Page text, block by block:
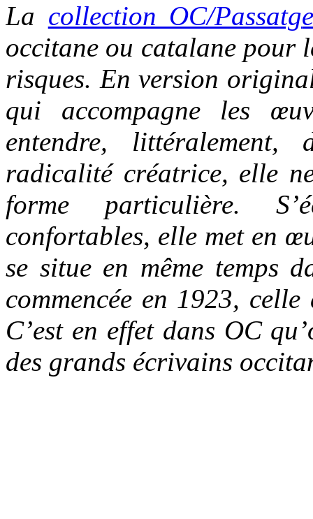
La collection OC/Passatg
occitane ou catalane pour
risques. En version
qui accompagne les
entendre,
radicalité créatrice, elle
forme particulière.
confortables, elle met en
se situe en même temps
commencée en 1923,
C’est en effet dans OC
des grands écrivains